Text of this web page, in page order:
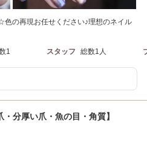
の再現お任せください♪理想のネイル
1 スタッフ 総数1人
分厚い爪・魚の目・角質】